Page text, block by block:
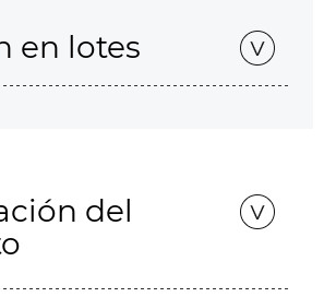
en lotes
del